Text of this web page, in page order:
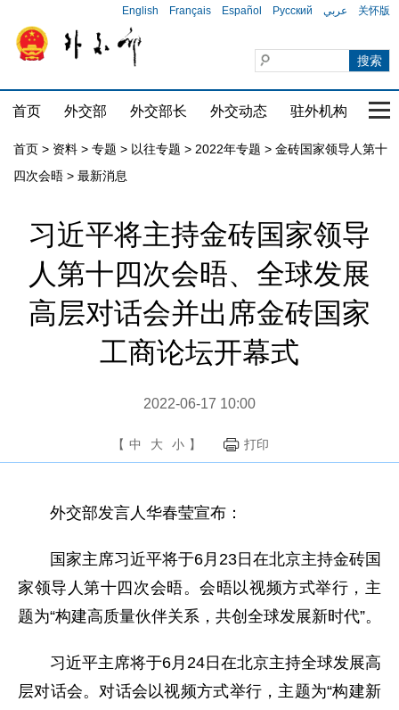
English Français Español Русский عربي 关怀版
首页 外交部 外交部长 外交动态 驻外机构 国
首页 > 资料 > 专题 > 以往专题 > 2022年专题 > 金砖国家领导人第十
四次会晤 > 最新消息
习近平将主持金砖国家领导
人第十四次会晤、全球发展
高层对话会并出席金砖国家
工商论坛开幕式
2022-06-17 10:00
【 中 大 小 】 打印
外交部发言人华春莹宣布：
国家主席习近平将于6月23日在北京主持金砖国
家领导人第十四次会晤。会晤以视频方式举行，主
题为“构建高质量伙伴关系，共创全球发展新时代”。
习近平主席将于6月24日在北京主持全球发展高
层对话会。对话会以视频方式举行，主题为“构建新